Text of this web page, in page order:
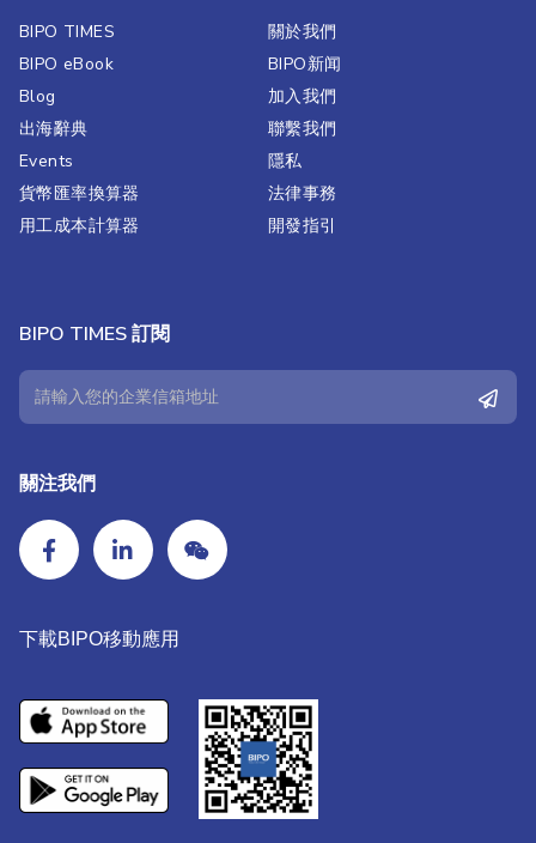
BIPO TIMES
BIPO eBook
Blog
出海辭典
Events
貨幣匯率換算器
用工成本計算器
關於我們
BIPO新闻​
加入我們
聯繫我們​
隱私
法律事務
開發指引
BIPO TIMES 訂閱
關注我們
下載BIPO移動應用